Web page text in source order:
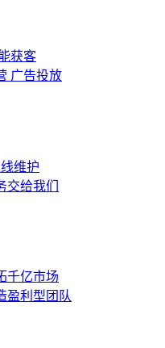
获客
广告投放
维护
交给我们
千亿市场
盈利型团队